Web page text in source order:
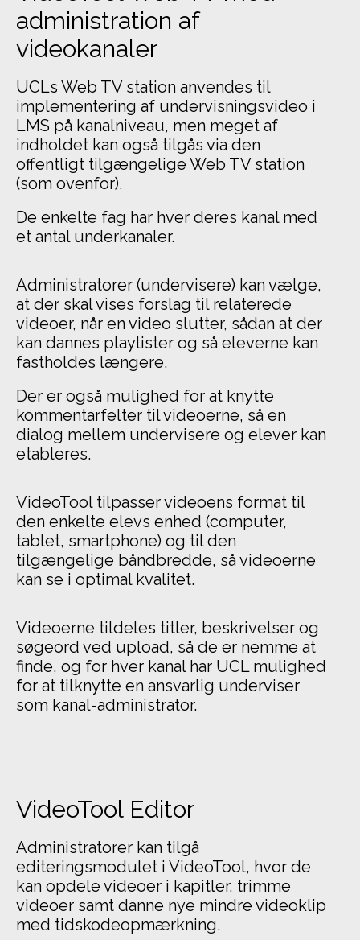
administration af
videokanaler
UCLs Web TV station anvendes til
implementering af undervisningsvideo i
LMS på kanalniveau, men meget af
indholdet kan også tilgås via den
offentligt tilgængelige Web TV station
(som ovenfor).
De enkelte fag har hver deres kanal med
et antal underkanaler.
Administratorer (undervisere) kan vælge,
at der skal vises forslag til relaterede
videoer, når en video slutter, sådan at der
kan dannes playlister og så eleverne kan
fastholdes længere.
Der er også mulighed for at knytte
kommentarfelter til videoerne, så en
dialog mellem undervisere og elever kan
etableres.
VideoTool tilpasser videoens format til
den enkelte elevs enhed (computer,
tablet, smartphone) og til den
tilgængelige båndbredde, så videoerne
kan se i optimal kvalitet.
Videoerne tildeles titler, beskrivelser og
søgeord ved upload, så de er nemme at
finde, og for hver kanal har UCL mulighed
for at tilknytte en ansvarlig underviser
som kanal-administrator.
VideoTool Editor
Administratorer kan tilgå
editeringsmodulet i VideoTool, hvor de
kan opdele videoer i kapitler, trimme
videoer samt danne nye mindre videoklip
med tidskodeopmærkning.